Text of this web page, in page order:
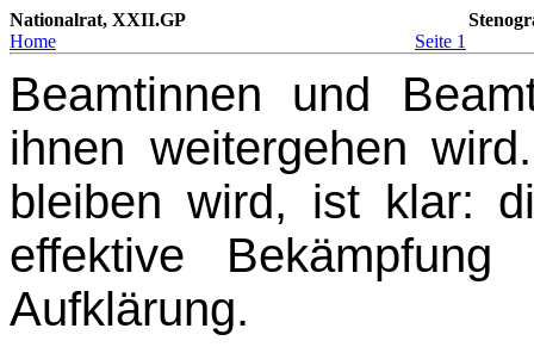
Nationalrat, XXII.GP
Home
Seite 1
Beamtinnen und
ihnen weitergehen
bleiben wird, ist klar:
effektive
Aufklärung.